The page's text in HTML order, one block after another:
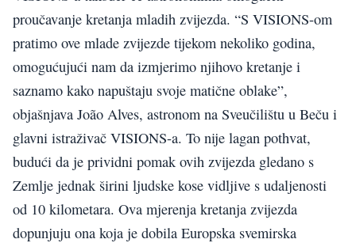
proučavanje kretanja mladih zvijezda. “S VISIONS-om
pratimo ove mlade zvijezde tijekom nekoliko godina,
omogućujući nam da izmjerimo njihovo kretanje i
saznamo kako napuštaju svoje matične oblake”,
objašnjava João Alves, astronom na Sveučilištu u Beču i
glavni istraživač VISIONS-a. To nije lagan pothvat,
budući da je prividni pomak ovih zvijezda gledano s
Zemlje jednak širini ljudske kose vidljive s udaljenosti
od 10 kilometara. Ova mjerenja kretanja zvijezda
dopunjuju ona koja je dobila Europska svemirska